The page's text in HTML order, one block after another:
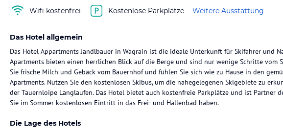
Wifi kostenfrei Kostenlose Parkplätze Weitere Ausstattung
Das Hotel allgemein
Das Hotel Appartments Jandlbauer in Wagrain ist die ideale Unterkunft für Skifahrer und
Apartments bieten einen herrlichen Blick auf die Berge und sind nur wenige Schritte vom
Sie frische Milch und Gebäck vom Bauernhof und fühlen Sie sich wie zu Hause in den
Apartments. Nutzen Sie den kostenlosen Skibus, um die nahegelegenen Skigebiete zu
der Tauernloipe Langlaufen. Das Hotel bietet auch kostenfreie Parkplätze und ist Partner
Sie im Sommer kostenlosen Eintritt in das Frei- und Hallenbad haben.
Die Lage des Hotels